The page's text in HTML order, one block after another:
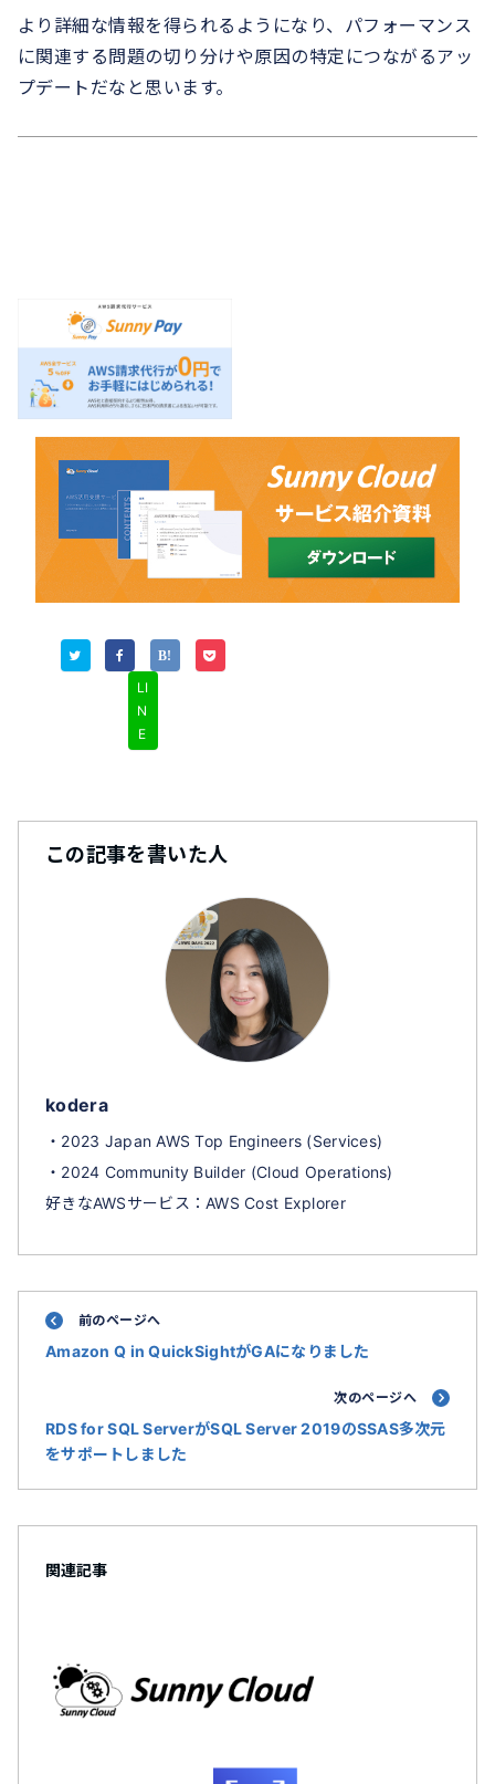
より詳細な情報を得られるようになり、パフォーマンス
に関連する問題の切り分けや原因の特定につながるアッ
プデートだなと思います。
LI
N
E
この記事を書いた人
kodera
・2023 Japan AWS Top Engineers (Services)
・2024 Community Builder (Cloud Operations)
好きなAWSサービス：AWS Cost Explorer
前のページへ
Amazon Q in QuickSightがGAになりました
次のページへ
RDS for SQL ServerがSQL Server 2019のSSAS多次元
をサポートしました
関連記事